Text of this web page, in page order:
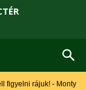
rájuk! - Monty Roberts